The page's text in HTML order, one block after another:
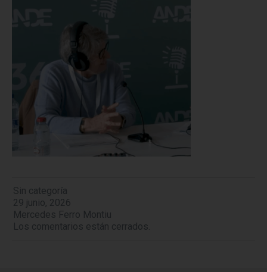
Sin categoría
29 junio, 2026
Mercedes Ferro Montiu
Los comentarios están cerrados.